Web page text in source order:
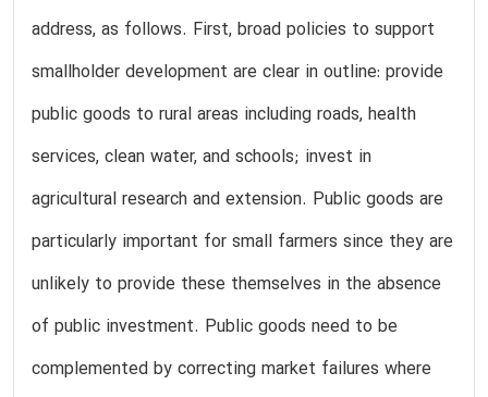
address, as follows. First, broad policies to support
smallholder development are clear in outline: provide
public goods to rural areas including roads, health
services, clean water, and schools; invest in
agricultural research and extension. Public goods are
particularly important for small farmers since they are
unlikely to provide these themselves in the absence
of public investment. Public goods need to be
complemented by correcting market failures where